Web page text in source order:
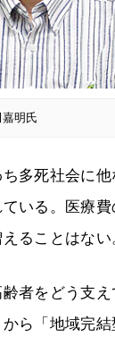
明氏
多死社会に
いる。医療
ることはない
齢者をどう支
ら「地域完